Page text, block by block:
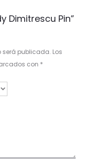
Dimitrescu Pin”
será publicada. Los
con *